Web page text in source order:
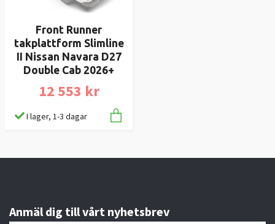
Front Runner
takplattform Slimline
II Nissan Navara D27
Double Cab 2026+
12 553 kr
I lager, 1-3 dagar
Anmäl dig till vårt nyhetsbrev